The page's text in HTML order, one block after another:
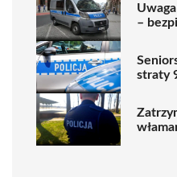
–
straty